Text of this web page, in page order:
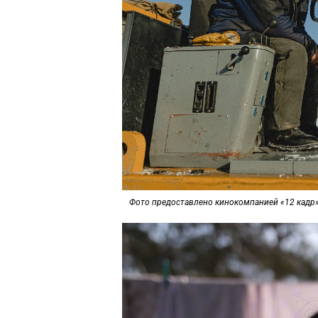
Фото предоставлено кинокомпанией «12